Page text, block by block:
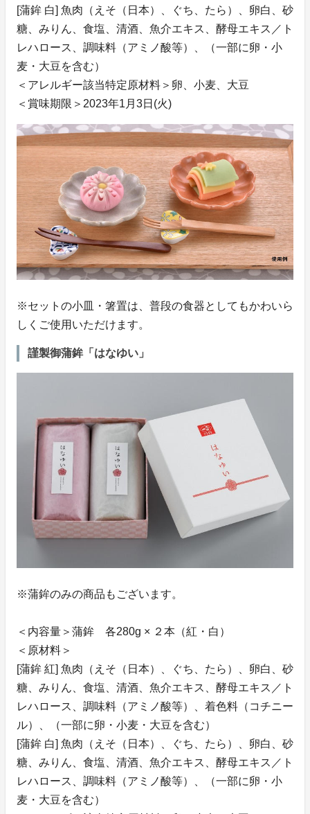
[蒲鉾 白] 魚肉（えそ（日本）、ぐち、たら）、卵白、砂
糖、みりん、食塩、清酒、魚介エキス、酵母エキス／ト
レハロース、調味料（アミノ酸等）、（一部に卵・小
麦・大豆を含む）
＜アレルギー該当特定原材料＞卵、小麦、大豆
＜賞味期限＞2023年1月3日(火)
※セットの小皿・箸置は、普段の食器としてもかわいら
しくご使用いただけます。
謹製御蒲鉾「はなゆい」
※蒲鉾のみの商品もございます。
＜内容量＞蒲鉾 各280g × ２本（紅・白）
＜原材料＞
[蒲鉾 紅] 魚肉（えそ（日本）、ぐち、たら）、卵白、砂
糖、みりん、食塩、清酒、魚介エキス、酵母エキス／ト
レハロース、調味料（アミノ酸等）、着色料（コチニー
ル）、（一部に卵・小麦・大豆を含む）
[蒲鉾 白] 魚肉（えそ（日本）、ぐち、たら）、卵白、砂
糖、みりん、食塩、清酒、魚介エキス、酵母エキス／ト
レハロース、調味料（アミノ酸等）、（一部に卵・小
麦・大豆を含む）